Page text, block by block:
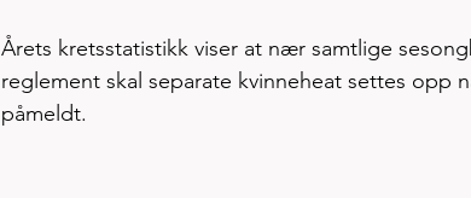
Årets kretsstatistikk viser at nær samtlige
reglement skal separate kvinneheat settes opp
påmeldt.